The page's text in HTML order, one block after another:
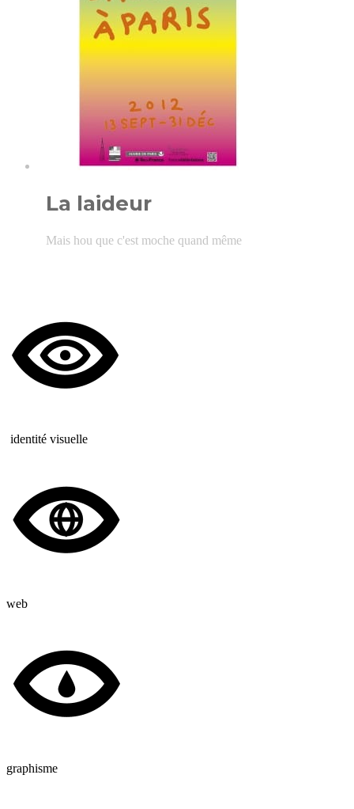
La laideur
Mais hou que c'est moche quand même
identité visuelle
web
graphisme